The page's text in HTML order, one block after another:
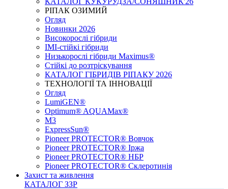
РІПАК ОЗИМИЙ
Огляд
Новинки 2026
Високорослі гібриди
IMI-стійкі гібриди
Низькорослі гібриди Maximus®
Стійкі до розтріскування
КАТАЛОГ ГІБРИДІВ РІПАКУ 2026
ТЕХНОЛОГІЇ ТА ІННОВАЦІЇ
Огляд
LumiGEN®
Optimum® AQUAMax®
М3
ExpressSun®
Pioneer PROTECTOR® Вовчок
Pioneer PROTECTOR® Іржа
Pioneer PROTECTOR® НБР
Pioneer PROTECTOR® Склеротинія
Захист та живлення
КАТАЛОГ ЗЗР